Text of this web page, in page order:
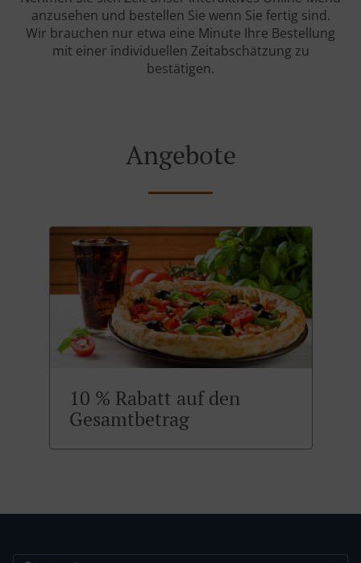
anzusehen und bestellen Sie wenn Sie fertig sind.
Wir brauchen nur etwa eine Minute Ihre Bestellung
mit einer individuellen Zeitabschätzung zu
bestätigen.
Angebote
10 % Rabatt auf den
Gesamtbetrag